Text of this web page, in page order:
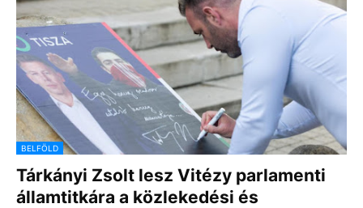
BELFÖLD
Tárkányi Zsolt lesz Vitézy parlamenti
államtitkára a közlekedési és